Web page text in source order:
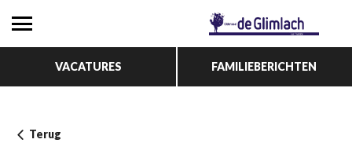
VACATURES FAMILIEBERICHTEN
Terug